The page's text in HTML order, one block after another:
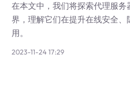
在本文中，我们将探索代理服务
界，理解它们在提升在线安全、
用。
2023-11-24 17:29